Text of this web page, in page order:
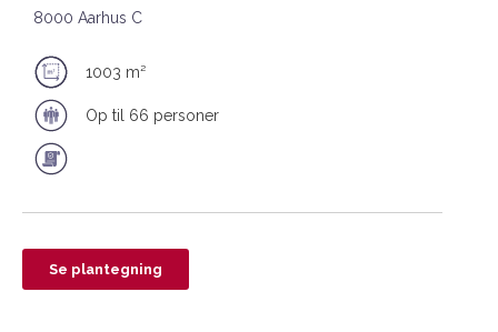
8000 Aarhus C
1003 m²
Op til 66 personer
Se plantegning